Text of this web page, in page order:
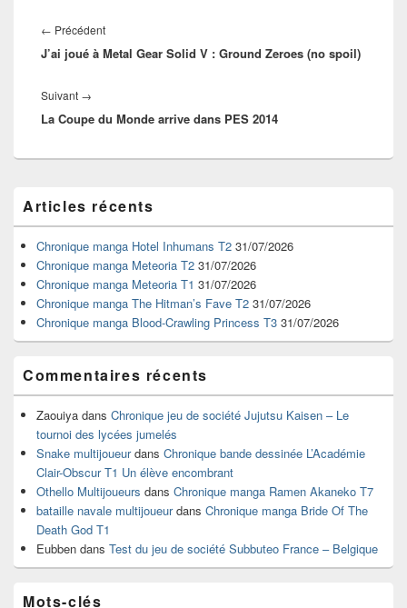
de
l’article
← PrécédentArticle
précédent :
J’ai joué à Metal Gear Solid V : Ground Zeroes (no spoil)
Suivant →
suivant :
La Coupe du Monde arrive dans PES 2014
principale
de
widget
pour
barre
latérale
Articles récents
Chronique manga Hotel Inhumans T2 31/07/2026
Chronique manga Meteoria T2 31/07/2026
Chronique manga Meteoria T1 31/07/2026
Chronique manga The Hitman’s Fave T2 31/07/2026
Chronique manga Blood-Crawling Princess T3 31/07/2026
Commentaires récents
Zaouiya dans Chronique jeu de société Jujutsu Kaisen – Le
tournoi des lycées jumelés
Snake multijoueurdans Chronique bande dessinée L’Académie
Clair-Obscur T1 Un élève encombrant
Othello Multijoueurs dans Chronique manga Ramen Akaneko T7
bataille navale multijoueurdans Chronique manga Bride Of The
Death God T1
Eubben dans Test du jeu de société Subbuteo France – Belgique
Mots-clés